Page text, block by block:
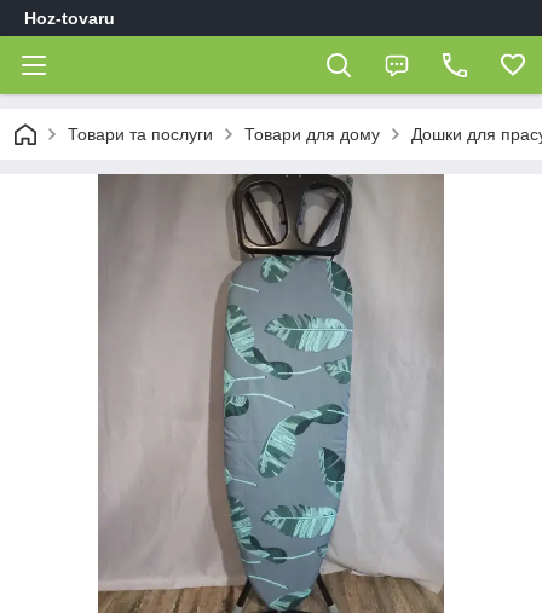
Hoz-tovaru
Товари та послуги Товари для дому Дошки для